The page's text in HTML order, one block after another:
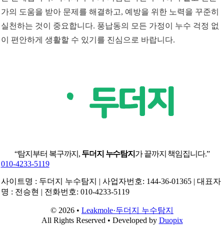
가의 도움을 받아 문제를 해결하고, 예방을 위한 노력을 꾸준히
실천하는 것이 중요합니다. 풍납동의 모든 가정이 누수 걱정 없
이 편안하게 생활할 수 있기를 진심으로 바랍니다.
“탐지부터 복구까지, 두더지 누수탐지 가 끝까지 책임집니다.”
010-4233-5119
사이트명 : 두더지 누수탐지 | 사업자번호: 144-36-01365 | 대표자
명 : 전승현 | 전화번호: 010-4233-5119
© 2026 • Leakmole·두더지 누수탐지
All Rights Reserved • Developed by Duopix